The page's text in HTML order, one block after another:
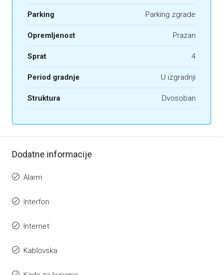
Parking Parking zgrade
Opremljenost Prazan
Sprat 4
Period gradnje U izgradnji
Struktura Dvosoban
Dodatne informacije
Alarm
Interfon
Internet
Kablovska